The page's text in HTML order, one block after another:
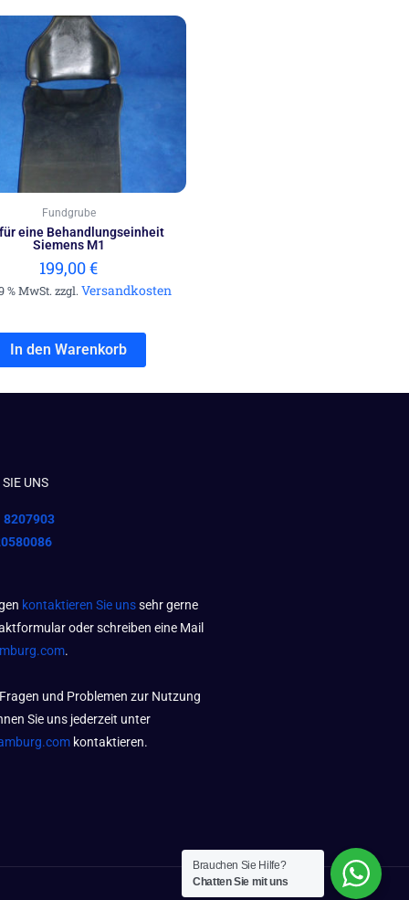
Fundgrube
eine Behandlungseinheit
Siemens M1
199,00€
% MwSt. zzgl. Versandkosten
In den Warenkorb
UNS
8207903
kontaktieren Sie unssehr gerne
oder schreiben eine Mail
.
und Problemen zur Nutzung
Sie uns jederzeit unter
kontaktieren.
Brauchen Sie Hilfe?
Chatten Sie mit uns